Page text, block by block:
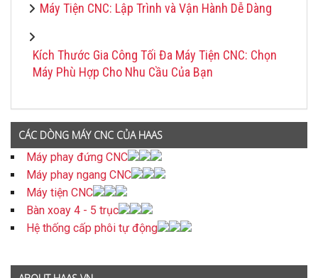
Máy Tiện CNC: Lập Trình và Vận Hành Dễ Dàng
Kích Thước Gia Công Tối Đa Máy Tiện CNC: Chọn
Máy Phù Hợp Cho Nhu Cầu Của Bạn
CÁC DÒNG MÁY CNC CỦA HAAS
Máy phay đứng CNC
Máy phay ngang CNC
Máy tiện CNC
Bàn xoay 4 - 5 trục
Hệ thống cấp phôi tự động